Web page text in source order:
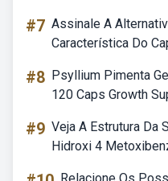
#7 Assinale A
Característica Do
#8 Psyllium Pimenta
120 Caps Growth
#9 Veja A Estrutura Da
Hidroxi 4